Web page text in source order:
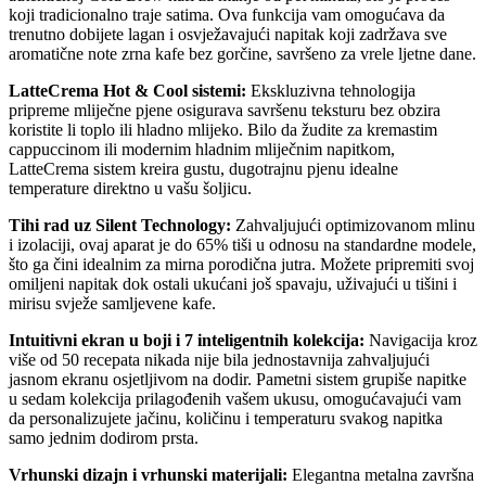
koji tradicionalno traje satima. Ova funkcija vam omogućava da
trenutno dobijete lagan i osvježavajući napitak koji zadržava sve
aromatične note zrna kafe bez gorčine, savršeno za vrele ljetne dane.
LatteCrema Hot & Cool sistemi: Ekskluzivna tehnologija
pripreme mliječne pjene osigurava savršenu teksturu bez obzira
koristite li toplo ili hladno mlijeko. Bilo da žudite za kremastim
cappuccinom ili modernim hladnim mliječnim napitkom,
LatteCrema sistem kreira gustu, dugotrajnu pjenu idealne
temperature direktno u vašu šoljicu.
Tihi rad uz Silent Technology: Zahvaljujući optimizovanom mlinu
i izolaciji, ovaj aparat je do 65% tiši u odnosu na standardne modele,
što ga čini idealnim za mirna porodična jutra. Možete pripremiti svoj
omiljeni napitak dok ostali ukućani još spavaju, uživajući u tišini i
mirisu svježe samljevene kafe.
Intuitivni ekran u boji i 7 inteligentnih kolekcija: Navigacija kroz
više od 50 recepata nikada nije bila jednostavnija zahvaljujući
jasnom ekranu osjetljivom na dodir. Pametni sistem grupiše napitke
u sedam kolekcija prilagođenih vašem ukusu, omogućavajući vam
da personalizujete jačinu, količinu i temperaturu svakog napitka
samo jednim dodirom prsta.
Vrhunski dizajn i vrhunski materijali: Elegantna metalna završna